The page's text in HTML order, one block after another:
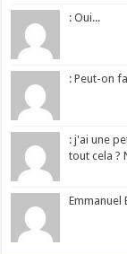
: Oui...
: Peut-on
: j'ai une
tout cela ?
Emmanuel